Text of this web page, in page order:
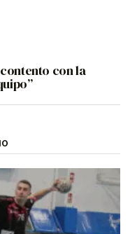
con la